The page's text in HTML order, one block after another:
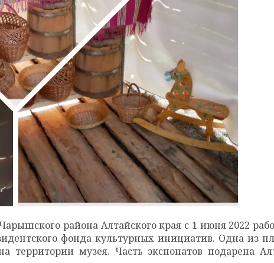
района Алтайского края с 1 июня 2022
фонда культурных инициатив. Одна из
территории музея. Часть экспонатов подарена